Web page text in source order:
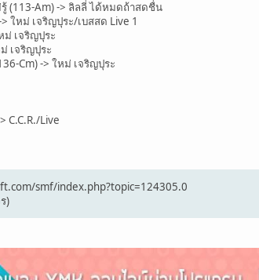
(113-Am) -> ลิลลี่ ได้หมดถ้าสดชื่น
ใหม่ เจริญปุระ/เบสสด Live 1
ม่ เจริญปุระ
เจริญปุระ
Cm) -> ใหม่ เจริญปุระ
C.C.R./Live
smf/index.php?topic=124305.0
)